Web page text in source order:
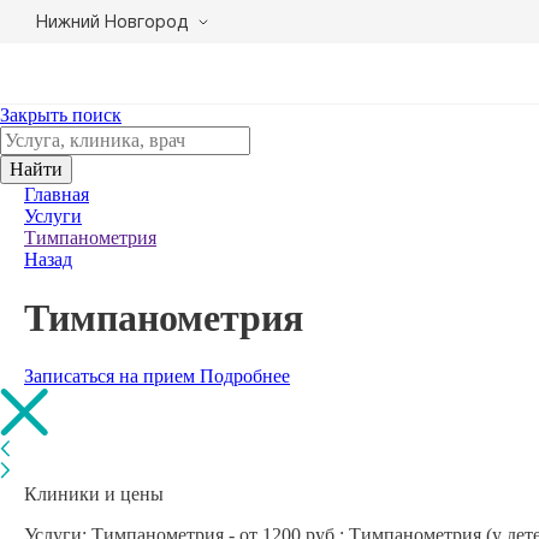
Нижний Новгород
Закрыть поиск
Найти
Главная
Услуги
Тимпанометрия
Назад
Тимпанометрия
Записаться на прием Подробнее
Клиники и цены
Услуги: Тимпанометрия - от 1200 руб.; Тимпанометрия (у